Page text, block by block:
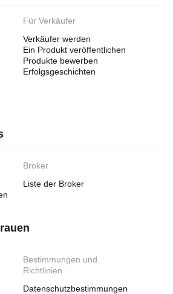
Für Verkäufer
Verkäufer werden
Ein Produkt veröffentlichen
Produkte bewerben
Erfolgsgeschichten
Broker
Liste der Broker
Bestimmungen und
Richtlinien
Datenschutzbestimmungen